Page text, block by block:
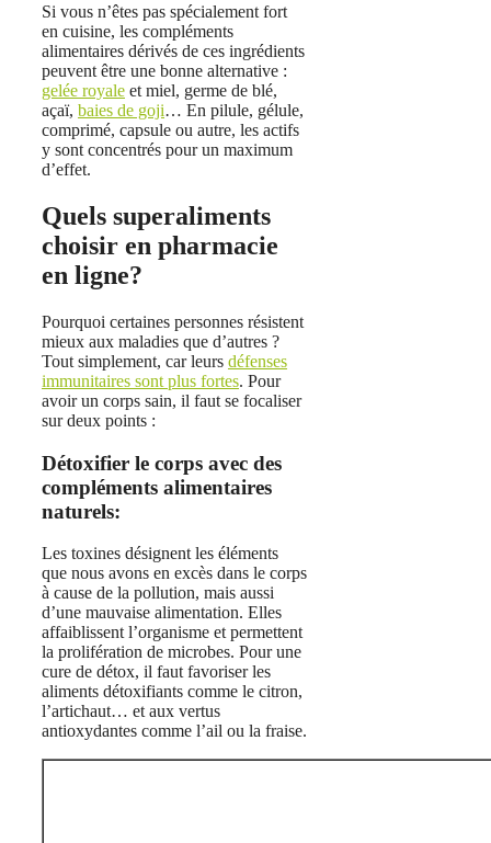
Si vous n’êtes pas spécialement fort
en cuisine, les compléments
alimentaires dérivés de ces ingrédients
peuvent être une bonne alternative :
gelée royale et miel, germe de blé,
açaï, baies de goji… En pilule, gélule,
comprimé, capsule ou autre, les actifs
y sont concentrés pour un maximum
d’effet.
Quels superaliments
choisir en pharmacie
en ligne?
Pourquoi certaines personnes résistent
mieux aux maladies que d’autres ?
Tout simplement, car leurs défenses
immunitaires sont plus fortes. Pour
avoir un corps sain, il faut se focaliser
sur deux points :
Détoxifier le corps avec des
compléments alimentaires
naturels:
Les toxines désignent les éléments
que nous avons en excès dans le corps
à cause de la pollution, mais aussi
d’une mauvaise alimentation. Elles
affaiblissent l’organisme et permettent
la prolifération de microbes. Pour une
cure de détox, il faut favoriser les
aliments détoxifiants comme le citron,
l’artichaut… et aux vertus
antioxydantes comme l’ail ou la fraise.